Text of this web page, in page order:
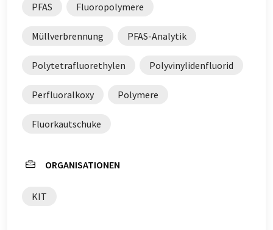
PFAS Fluoropolymere
Müllverbrennung PFAS-Analytik
Polytetrafluorethylen Polyvinylidenfluorid
Perfluoralkoxy Polymere
Fluorkautschuke
ORGANISATIONEN
KIT